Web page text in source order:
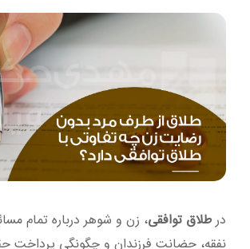
درطلاق توافقی، زن و شوهر درباره تمام